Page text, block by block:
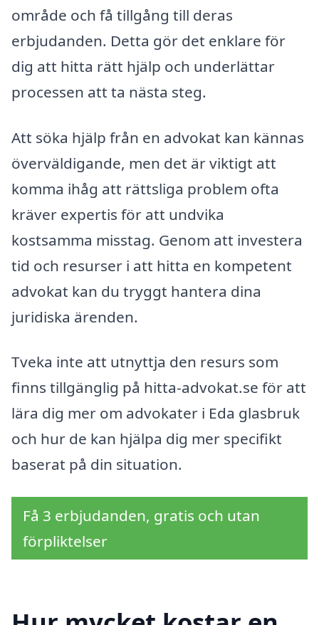
område och få tillgång till deras
erbjudanden. Detta gör det enklare för
dig att hitta rätt hjälp och underlättar
processen att ta nästa steg.
Att söka hjälp från en advokat kan kännas
överväldigande, men det är viktigt att
komma ihåg att rättsliga problem ofta
kräver expertis för att undvika
kostsamma misstag. Genom att investera
tid och resurser i att hitta en kompetent
advokat kan du tryggt hantera dina
juridiska ärenden.
Tveka inte att utnyttja den resurs som
finns tillgänglig på hitta-advokat.se för att
lära dig mer om advokater i Eda glasbruk
och hur de kan hjälpa dig mer specifikt
baserat på din situation.
Få 3 erbjudanden, gratis och utan
förpliktelser